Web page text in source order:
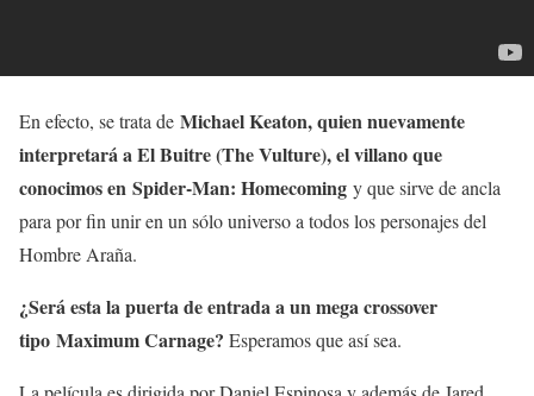
En efecto, se trata de Michael Keaton, quien nuevamente
interpretará a El Buitre (The Vulture), el villano que
conocimos en Spider-Man: Homecoming y que sirve de ancla
para por fin unir en un sólo universo a todos los personajes del
Hombre Araña.
¿Será esta la puerta de entrada a un mega crossover
tipo Maximum Carnage? Esperamos que así sea.